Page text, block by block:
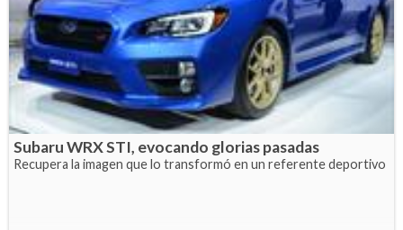
Subaru WRX STI, evocando glorias pasadas
Recupera la imagen que lo transformó en un referente deportivo